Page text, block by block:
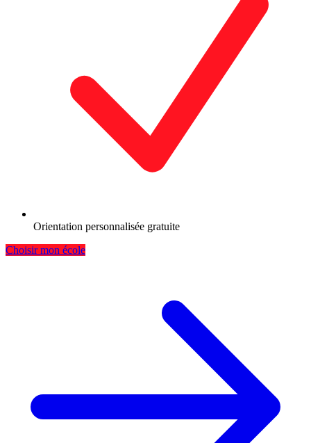
Orientation personnalisée gratuite
Choisir mon école